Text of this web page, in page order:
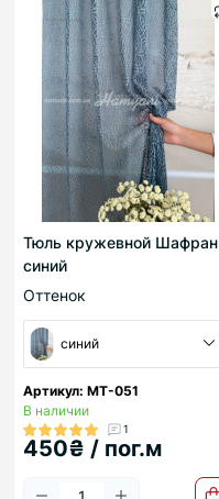
Тюль кружевной Шафран
синий
Оттенок
синий
Артикул: МТ-051
В наличии
1
450₴ / пог.м